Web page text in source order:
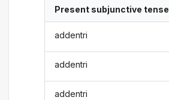
Present subjunctive tense
addentri
addentri
addentri